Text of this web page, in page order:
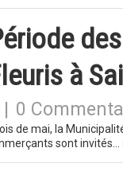
à
0
de mai, la
sont invités…